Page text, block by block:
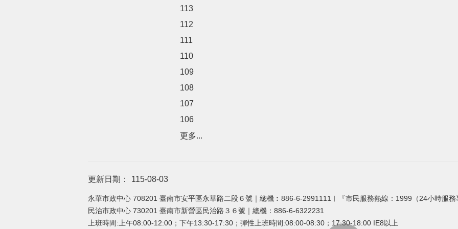
113
112
111
110
109
108
107
106
更多...
更新日期： 115-08-03
永華市政中心 708201 臺南市安平區永華路二段６號｜總機︰886-6-2991111︱『市民服務熱線：1999（24小時服務
民治市政中心 730201 臺南市新營區民治路３６號｜總機：886-6-6322231
上班時間:上午08:00-12:00；下午13:30-17:30；彈性上班時間:08:00-08:30；17:30-18:00 IE8以上